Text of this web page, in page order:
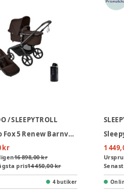
/ SLEEPYTROLL
Bugaboo Fox 5 Renew Barnvagn & Sleepytroll Baby Rocker 2.0 Vagnskakare - Cocoa Brown
kr
16 898,00 kr
pris14 450,00 kr
4 butiker
1